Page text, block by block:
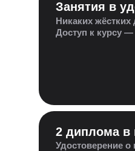
Занятия в
Никаких
Доступ к курсу —
2 диплома в
Удостоверение